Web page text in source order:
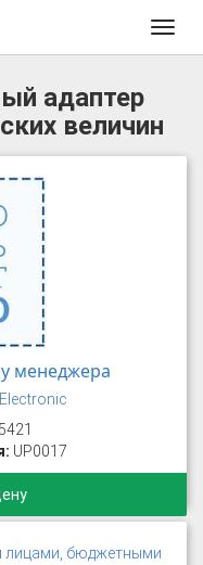
адаптер
величин
менеджера
Electronic
UP0017
лицами, бюджетными